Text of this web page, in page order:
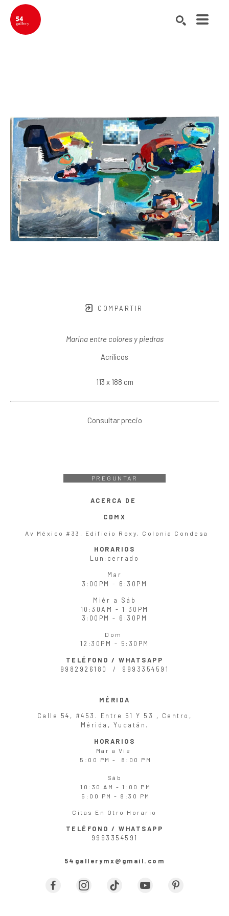
COMPARTIR
Marina entre colores y piedras
Acrílicos
113 x 188 cm
Consultar precio
PREGUNTAR
ACERCA DE
CDMX
Av México #33, Edificio Roxy, Colonia Condesa
HORARIOS
Lun :cerrado
Mar
3:00PM - 6:30PM
Miér a
Sáb
10:30AM - 1:30PM
3:00PM - 6:30PM
Dom
12:30PM - 5:30PM
TELÉFONO / WHATSAPP
9982926180 / 9993354591
MÉRIDA
Calle 54, #453. Entre 51 Y 53 , Centro,
Mérida, Yucatán.
HORARIOS
Mar a Vie
5:00 PM - 8:00 PM
Sáb
10:30 AM - 1:00 PM
5:00 PM - 8:30 PM
Citas En Otro Horario
TELÉFONO / WHATSAPP
9993354591
54gallerymx@gmail.com